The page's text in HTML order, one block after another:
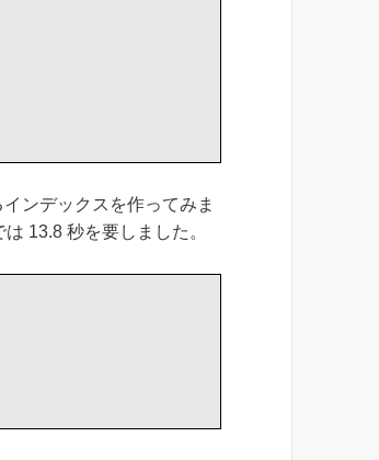
ンデックスを作ってみま
13.8 秒を要しました。